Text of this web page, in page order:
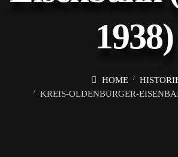
1938)
HOME
KREIS-OLDENBURGER-